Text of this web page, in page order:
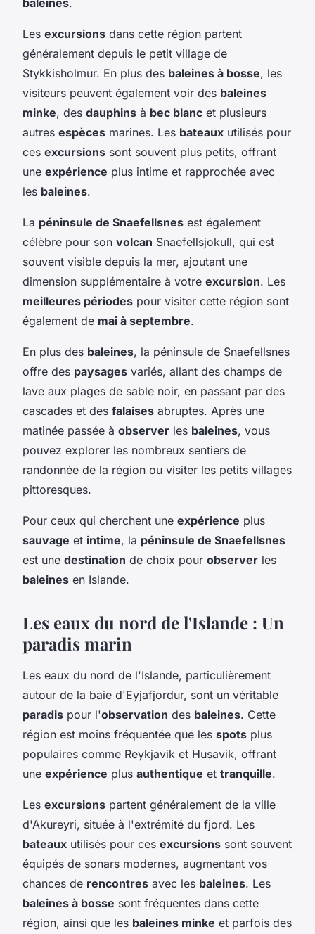
Les excursions dans cette région partent
généralement depuis le petit village de
Stykkisholmur. En plus des baleines à bosse, les
visiteurs peuvent également voir des baleines
minke, des dauphins à bec blanc et plusieurs
autres espèces marines. Les bateaux utilisés pour
ces excursions sont souvent plus petits, offrant
une expérience plus intime et rapprochée avec
les baleines.
La péninsule de Snaefellsnes est également
célèbre pour son volcan Snaefellsjokull, qui est
souvent visible depuis la mer, ajoutant une
dimension supplémentaire à votre excursion. Les
meilleures périodes pour visiter cette région sont
également de mai à septembre.
En plus des baleines, la péninsule de Snaefellsnes
offre des paysages variés, allant des champs de
lave aux plages de sable noir, en passant par des
cascades et des falaises abruptes. Après une
matinée passée à observer les baleines, vous
pouvez explorer les nombreux sentiers de
randonnée de la région ou visiter les petits villages
pittoresques.
Pour ceux qui cherchent une expérience plus
sauvage et intime, la péninsule de Snaefellsnes
est une destination de choix pour observer les
baleines en Islande.
Les eaux du nord de l'Islande : Un
paradis marin
Les eaux du nord de l'Islande, particulièrement
autour de la baie d'Eyjafjordur, sont un véritable
paradis pour l'observation des baleines. Cette
région est moins fréquentée que les spots plus
populaires comme Reykjavik et Husavik, offrant
une expérience plus authentique et tranquille.
Les excursions partent généralement de la ville
d'Akureyri, située à l'extrémité du fjord. Les
bateaux utilisés pour ces excursions sont souvent
équipés de sonars modernes, augmentant vos
chances de rencontres avec les baleines. Les
baleines à bosse sont fréquentes dans cette
région, ainsi que les baleines minke et parfois des